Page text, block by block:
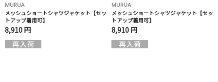
MURUA
メッシュショートシャツジャケット【セッ
トアップ着用可】
8,910 円
MURUA
メッシュショートシャツジャケット【セッ
トアップ着用可】
8,910 円